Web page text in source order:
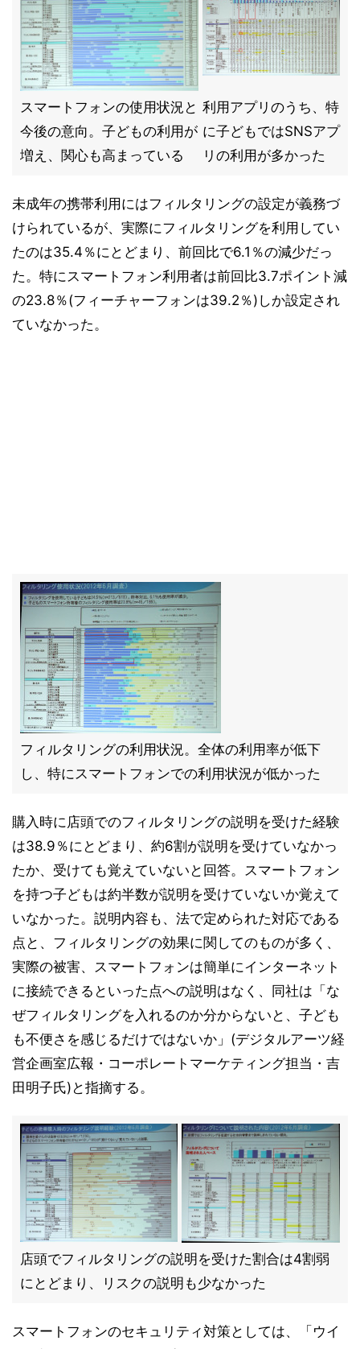
スマートフォンの使用状況と
今後の意向。子どもの利用が
増え、関心も高まっている
利用アプリのうち、特
に子どもではSNSアプ
リの利用が多かった
未成年の携帯利用にはフィルタリングの設定が義務づ
けられているが、実際にフィルタリングを利用してい
たのは35.4％にとどまり、前回比で6.1％の減少だっ
た。特にスマートフォン利用者は前回比3.7ポイント減
の23.8％(フィーチャーフォンは39.2％)しか設定され
ていなかった。
フィルタリングの利用状況。全体の利用率が低下
し、特にスマートフォンでの利用状況が低かった
購入時に店頭でのフィルタリングの説明を受けた経験
は38.9％にとどまり、約6割が説明を受けていなかっ
たか、受けても覚えていないと回答。スマートフォン
を持つ子どもは約半数が説明を受けていないか覚えて
いなかった。説明内容も、法で定められた対応である
点と、フィルタリングの効果に関してのものが多く、
実際の被害、スマートフォンは簡単にインターネット
に接続できるといった点への説明はなく、同社は「な
ぜフィルタリングを入れるのか分からないと、子ども
も不便さを感じるだけではないか」(デジタルアーツ経
営企画室広報・コーポレートマーケティング担当・吉
田明子氏)と指摘する。
店頭でフィルタリングの説明を受けた割合は4割弱
にとどまり、リスクの説明も少なかった
スマートフォンのセキュリティ対策としては、「ウイ